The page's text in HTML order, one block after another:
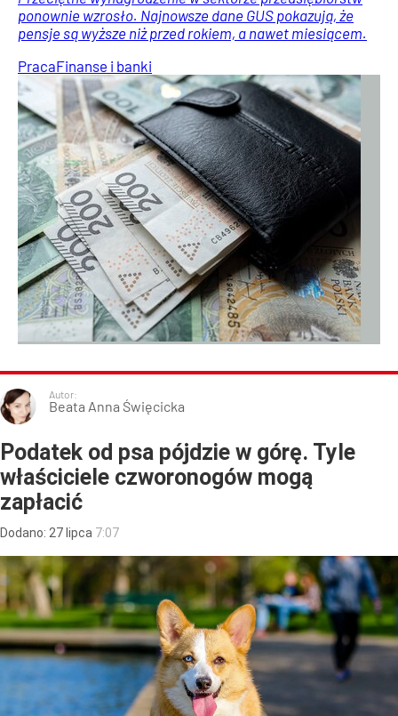
ponownie wzrosło. Najnowsze dane GUS pokazują, że
pensje są wyższe niż przed rokiem, a nawet miesiącem.
PracaFinanse i banki
Autor:
Beata Anna Święcicka
Podatek od psa pójdzie w górę. Tyle
właściciele czworonogów mogą
zapłacić
Dodano: 27lipca 7:07